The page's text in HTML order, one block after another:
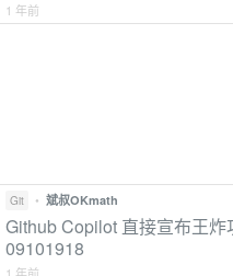
1 年前
Git • 斌叔OKmath
Github Copilot 直接宣布王
09101918